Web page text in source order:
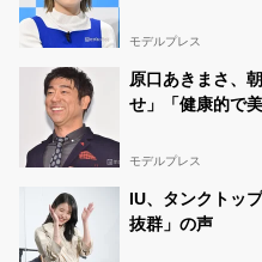
モデルプレス
原口あきまさ、
せ」「健康的で
モデルプレス
IU、タンクトッ
抜群」の声